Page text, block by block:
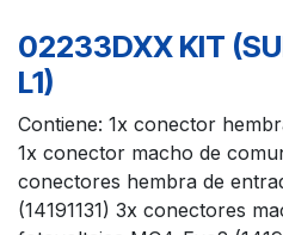
02233DXX KIT
L1)
Contiene: 1x conector
1x conector macho de
conectores hembra de
(14191131) 3x conectores